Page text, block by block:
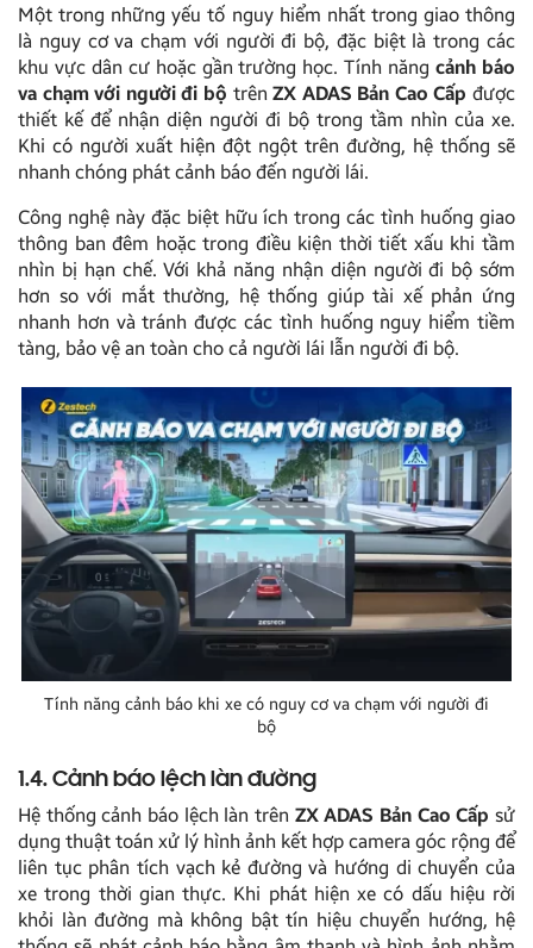
Một trong những yếu tố nguy hiểm nhất trong giao thông
là nguy cơ va chạm với người đi bộ, đặc biệt là trong các
khu vực dân cư hoặc gần trường học. Tính năngcảnh báo
va chạm với người đi bộ trênZX ADAS Bản Cao Cấp được
thiết kế để nhận diện người đi bộ trong tầm nhìn của xe.
Khi có người xuất hiện đột ngột trên đường, hệ thống sẽ
nhanh chóng phát cảnh báo đến người lái.
Công nghệ này đặc biệt hữu ích trong các tình huống giao
thông ban đêm hoặc trong điều kiện thời tiết xấu khi tầm
nhìn bị hạn chế. Với khả năng nhận diện người đi bộ sớm
hơn so với mắt thường, hệ thống giúp tài xế phản ứng
nhanh hơn và tránh được các tình huống nguy hiểm tiềm
tàng, bảo vệ an toàn cho cả người lái lẫn người đi bộ.
Tính năng cảnh báo khi xe có nguy cơ va chạm với người đi
bộ
1.4. Cảnh báo lệch làn đường
Hệ thống cảnh báo lệch làn trên ZX ADAS Bản Cao Cấp sử
dụng thuật toán xử lý hình ảnh kết hợp camera góc rộng để
liên tục phân tích vạch kẻ đường và hướng di chuyển của
xe trong thời gian thực. Khi phát hiện xe có dấu hiệu rời
khỏi làn đường mà không bật tín hiệu chuyển hướng, hệ